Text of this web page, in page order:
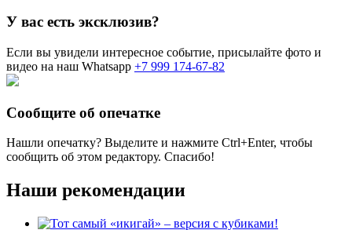
У вас есть эксклюзив?
Если вы увидели интересное событие, присылайте фото и
видео на наш Whatsapp +7 999 174-67-82
Сообщите об опечатке
Нашли опечатку? Выделите и нажмите Ctrl+Enter, чтобы
сообщить об этом редактору. Спасибо!
Наши рекомендации